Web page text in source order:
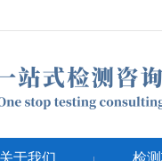
关于我们 检